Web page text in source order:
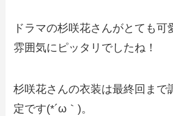
ドラマの杉咲花さんがとても可
雰囲気にピッタリでしたね！
杉咲花さんの衣装は最終回まで
定です(*´ω｀)。